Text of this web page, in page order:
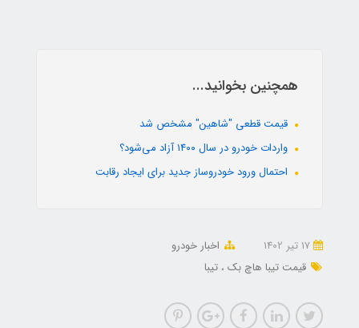
همچنین بخوانید...
قیمت قطعی "شاهین" مشخص شد
واردات خودرو در سال ۱۴۰۰ آزاد می‌شود؟
احتمال ورود خودروساز جدید برای ایجاد رقابت
اخبار خودرو
قیمت تیبا هاچ بک تیبا